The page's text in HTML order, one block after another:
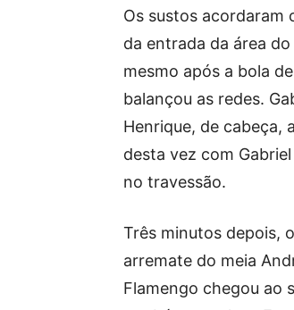
Os sustos acordaram
da entrada da área
mesmo após a bola
balançou as redes.
Henrique, de cabeça,
desta vez com
no travessão.
Três minutos depois,
arremate do meia
Flamengo chegou ao